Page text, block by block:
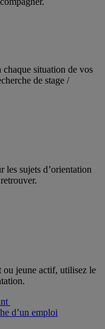
chaque situation de vos
de stage /
les sujets d’orientation
ou jeune actif, utilisez le
d’un emploi